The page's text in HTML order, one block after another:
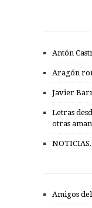
Antón
Aragón
Javier
Letras
otras
Amigos